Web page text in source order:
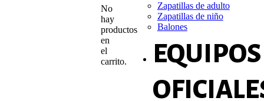
No
hay
productos
en
el
carrito.
Zapatillas de adulto
Zapatillas de niño
Balones
EQUIPOS